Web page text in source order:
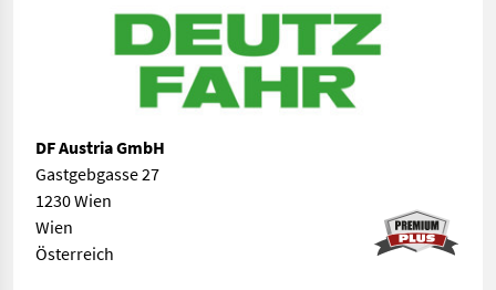
DF Austria GmbH
Gastgebgasse 27
1230 Wien
Wien
Österreich